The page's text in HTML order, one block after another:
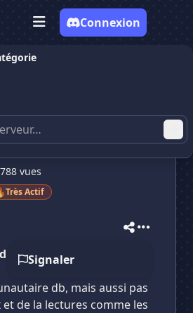
Connexion
Animes
788 vues
Très Actif
Signaler
et anime
db, mais aussi pas
de la lectures comme les
Z Team DB
supprimer ton avis de ce
Z Team DB